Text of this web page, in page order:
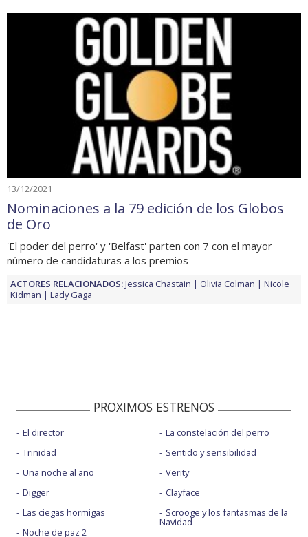
13/12/2021
Nominaciones a la 79 edición de los Globos
de Oro
'El poder del perro' y 'Belfast' parten con 7 con el mayor
número de candidaturas a los premios
ACTORES RELACIONADOS:Jessica Chastain Olivia Colman
Nicole
Kidman
Lady Gaga
PROXIMOS ESTRENOS
El director
Trinidad
Una noche al año
Digger
Las ciegas hormigas
Noche de paz 2
La constelación del perro
Sentido y sensibilidad
Verity
Clayface
Scrooge y los fantasmas de la
Navidad